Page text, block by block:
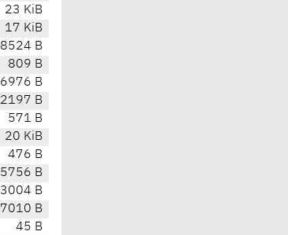
23 KiB
17 KiB
8524 B
809 B
6976 B
2197 B
571 B
20 KiB
476 B
5756 B
3004 B
7010 B
45 B